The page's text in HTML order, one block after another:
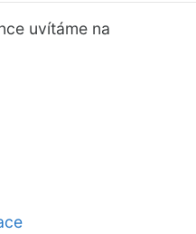
uvítáme na